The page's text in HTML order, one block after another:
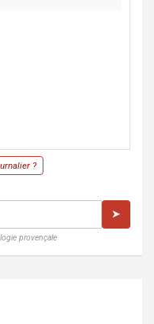
?
➤
provençale